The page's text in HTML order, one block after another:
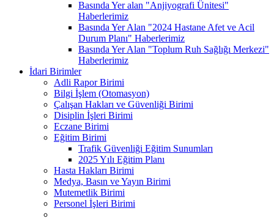
Basında Yer alan "Anjiyografi Ünitesi"
Haberlerimiz
Basında Yer Alan "2024 Hastane Afet ve Acil
Durum Planı" Haberlerimiz
Basında Yer Alan "Toplum Ruh Sağlığı Merkezi"
Haberlerimiz
İdari Birimler
Adli Rapor Birimi
Bilgi İşlem (Otomasyon)
Çalışan Hakları ve Güvenliği Birimi
Disiplin İşleri Birimi
Eczane Birimi
Eğitim Birimi
Trafik Güvenliği Eğitim Sunumları
2025 Yılı Eğitim Planı
Hasta Hakları Birimi
Medya, Basın ve Yayın Birimi
Mutemetlik Birimi
Personel İşleri Birimi